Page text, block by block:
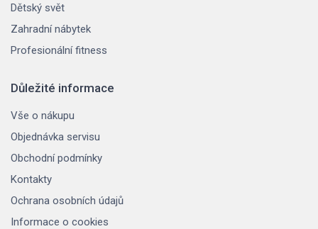
Dětský svět
Zahradní nábytek
Profesionální fitness
Důležité informace
Vše o nákupu
Objednávka servisu
Obchodní podmínky
Kontakty
Ochrana osobních údajů
Informace o cookies